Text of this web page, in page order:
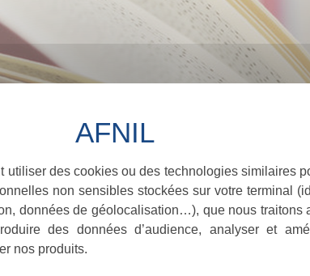
utiliser des cookies ou des technologies similaires
non sensibles stockées sur votre terminal
données de géolocalisation…), que nous traitons
des données d’audience, analyser et
nos produits.